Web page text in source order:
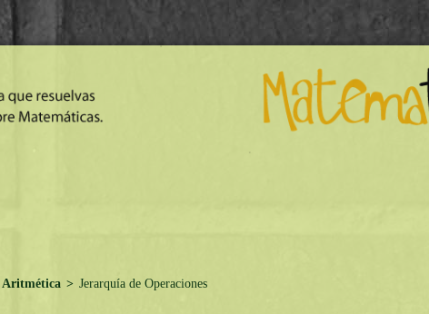
Aritmética > Jerarquía de Operaciones